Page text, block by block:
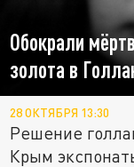
Обокрали
золота в
28 ОКТЯБРЯ 13:30
Решение
Крым